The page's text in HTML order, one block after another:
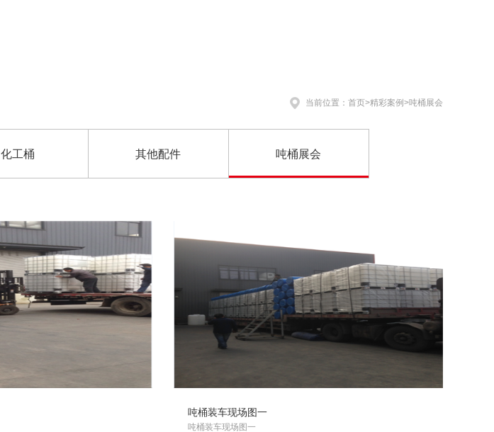
当前位置： 首页>精彩案例>吨桶展会
化工桶 其他配件 吨桶展会
吨桶装车现场图一
吨桶装车现场图一